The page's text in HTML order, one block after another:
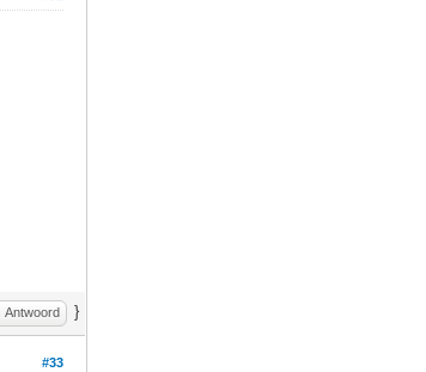
Antwoord }
#33